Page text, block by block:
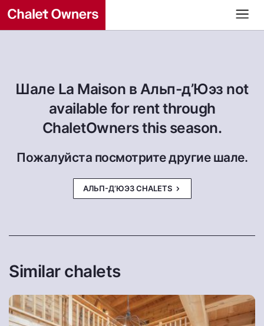
Шале La Maison в Альп-д’Юэз not
available for rent through
ChaletOwners this season.
Пожалуйста посмотрите другие шале.
АЛЬП-Д’ЮЭЗ CHALETS
Similar chalets